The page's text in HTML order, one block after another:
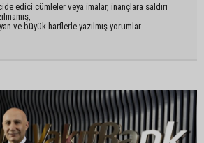
edici cümleler veya imalar, inançlara saldırı
ve büyük harflerle yazılmış yorumlar